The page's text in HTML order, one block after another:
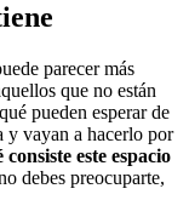
parecer más
que no están
pueden esperar de
y vayan a hacerlo por
consiste este espacio
debes preocuparte,